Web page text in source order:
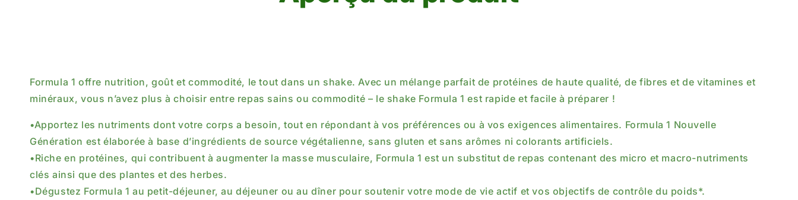
Formula 1 offre nutrition, goût et commodité, le tout dans un shake. Avec un mélange parfait de protéines de haute qualité, de fibres et de vitamines et
minéraux, vous n’avez plus à choisir entre repas sains ou commodité – le shake Formula 1 est rapide et facile à préparer !
•Apportez les nutriments dont votre corps a besoin, tout en répondant à vos préférences ou à vos exigences alimentaires. Formula 1 Nouvelle
Génération est élaborée à base d’ingrédients de source végétalienne, sans gluten et sans arômes ni colorants artificiels.
•Riche en protéines, qui contribuent à augmenter la masse musculaire, Formula 1 est un substitut de repas contenant des micro et macro-nutriments
clés ainsi que des plantes et des herbes.
•Dégustez Formula 1 au petit-déjeuner, au déjeuner ou au dîner pour soutenir votre mode de vie actif et vos objectifs de contrôle du poids*.